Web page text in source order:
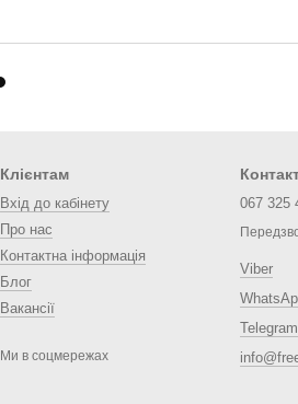
Клієнтам
Вхід до кабінету
Про нас
Контактна інформація
Блог
Вакансії
Ми в соцмережах
067 325
Viber
Telegram